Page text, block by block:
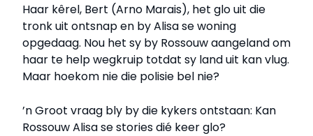
Haar kêrel, Bert (Arno Marais), het glo uit die
tronk uit ontsnap en by Alisa se woning
opgedaag. Nou het sy by Rossouw aangeland om
haar te help wegkruip totdat sy land uit kan vlug.
Maar hoekom nie die polisie bel nie?
’n Groot vraag bly by die kykers ontstaan: Kan
Rossouw Alisa se stories dié keer glo?